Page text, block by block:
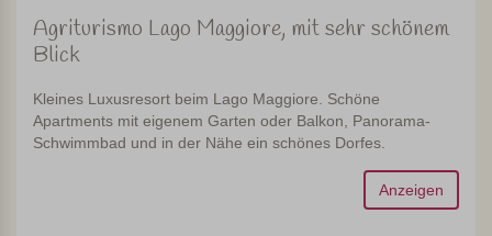
Agriturismo Lago Maggiore, mit sehr schönem
Blick
Kleines Luxusresort beim Lago Maggiore. Schöne
Apartments mit eigenem Garten oder Balkon, Panorama-
Schwimmbad und in der Nähe ein schönes Dorfes.
Anzeigen